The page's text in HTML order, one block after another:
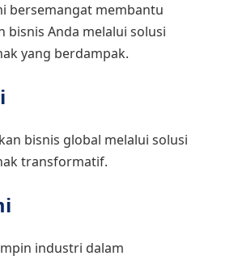
bersemangat membantu
bisnis Anda melalui solusi
yang berdampak.
bisnis global melalui solusi
transformatif.
industri dalam